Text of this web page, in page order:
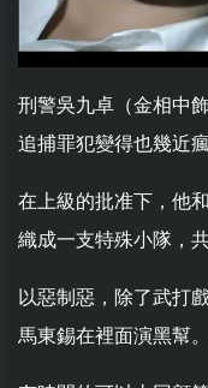
刑警吳九卓（金相中
追捕罪犯變得也幾近瘋
在上級的批准下，他
織成一支特殊小隊，
以惡制惡，除了武打
馬東錫在裡面演黑幫。